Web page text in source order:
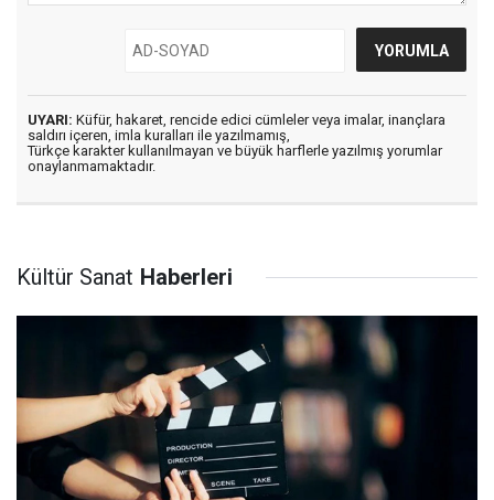
UYARI: Küfür, hakaret, rencide edici cümleler veya imalar, inançlara
saldırı içeren, imla kuralları ile yazılmamış,
Türkçe karakter kullanılmayan ve büyük harflerle yazılmış yorumlar
onaylanmamaktadır.
Kültür Sanat Haberleri